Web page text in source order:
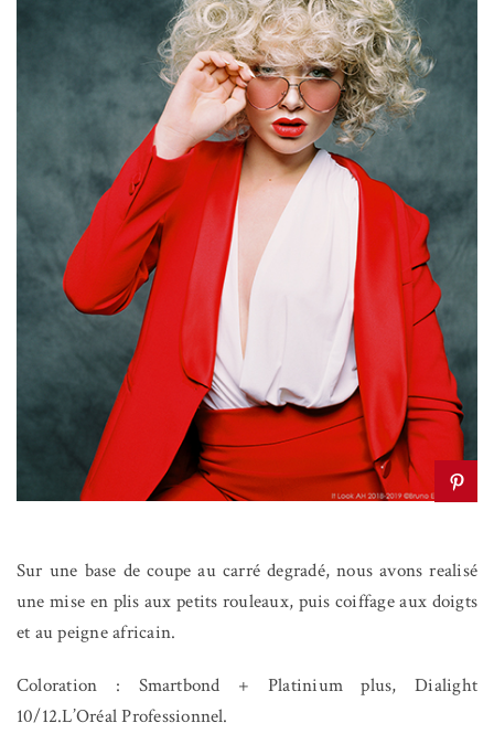
Sur une base de coupe au carré degradé, nous avons realisé
une mise en plis aux petits rouleaux, puis coiffage aux doigts
et au peigne africain.
Coloration : Smartbond + Platinium plus, Dialight
10/12.L’Oréal Professionnel.